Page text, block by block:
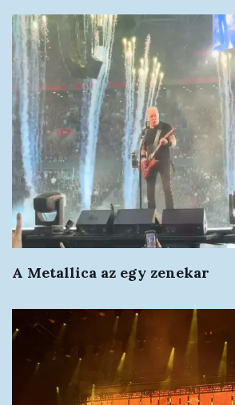
A Metallica az egy zenekar